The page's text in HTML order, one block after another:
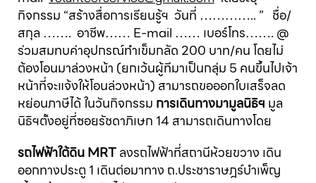
กิจกรรม “สร้างสื่อการเรียนรู้ฯ วันที่ ………….. ” ชื่อ/
สกุล ……. อาชีพ…… E-mail …… เบอร์โทร……. @
ร่วมสมทบค่าอุปกรณ์ทำเข็มกลัด 200 บาท/คน โดยไม่
ต้องโอนมาล่วงหน้า (ยกเว้นผู้ทีมาเป็นกลุ่ม 5 คนขึ้นไปเจ้า
หน้าที่จะแจ้งให้โอนล่วงหน้า) สามารถขอออกใบเสร็จลด
หย่อนภาษีได้ ในวันกิจกรรม การเดินทางมามูลนิธิฯ มูล
นิธิฯตั้งอยู่ที่ซอยรัชดาภิเษก 14 สามารถเดินทางโดย
รถไฟฟ้าใต้ดิน MRTลงรถไฟฟ้าที่สถานีห้วยขวาง เดิน
ออกทางประตู 1 เดินต่อมาทาง ถ.ประชาราษฎร์บำเพ็ญ